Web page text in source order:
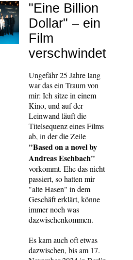
"Eine Billion
Dollar" – ein
Film
verschwindet
Ungefähr 25 Jahre lang
war das ein Traum von
mir: Ich sitze in einem
Kino, und auf der
Leinwand läuft die
Titelsequenz eines Films
ab, in der die Zeile
"Based on a novel by
Andreas Eschbach"
vorkommt. Ehe das nicht
passiert, so hatten mir
"alte Hasen" in dem
Geschäft erklärt, könne
immer noch was
dazwischenkommen.
Es kam auch oft etwas
dazwischen, bis am 17.